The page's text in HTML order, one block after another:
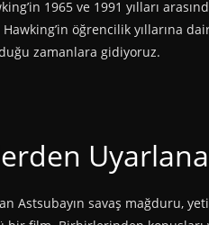
1965 ve 1991 yılları
öğrencilik yıllarına
zamanlara gidiyoruz.
Astsubayın savaş mağduru,